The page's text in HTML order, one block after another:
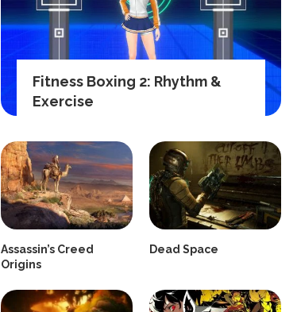
Fitness Boxing 2: Rhythm &
Exercise
Assassin’s Creed
Origins
Dead Space